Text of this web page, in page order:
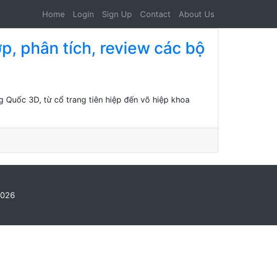
Home Login Sign Up Contact About Us
phân tích, review các bộ
Quốc 3D, từ cổ trang tiên hiệp đến võ hiệp khoa